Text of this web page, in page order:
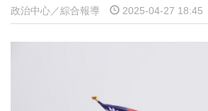
政治中心／綜合報導 2025-04-27 18:45